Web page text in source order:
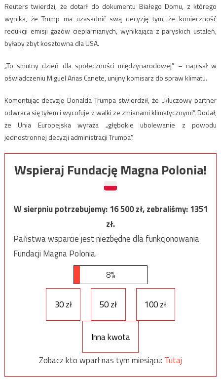
Reuters twierdzi, że dotarł do dokumentu Białego Domu, z którego
wynika, że Trump ma uzasadnić swą decyzję tym, że konieczność
redukcji emisji gazów cieplarnianych, wynikająca z paryskich ustaleń,
byłaby zbyt kosztowna dla USA.
„To smutny dzień dla społeczności międzynarodowej” – napisał w
oświadczeniu Miguel Arias Canete, unijny komisarz do spraw klimatu.
Komentując decyzję Donalda Trumpa stwierdził, że „kluczowy partner
odwraca się tyłem i wycofuje z walki ze zmianami klimatycznymi”. Dodał,
że Unia Europejska wyraża „głębokie ubolewanie z powodu
jednostronnej decyzji administracji Trumpa”.
Wspieraj Fundację Magna Polonia!
W sierpniu potrzebujemy:16 500zł, zebraliśmy:1351
zł.
Państwa wsparcie jest niezbędne dla funkcjonowania
Fundacji Magna Polonia.
8%
30 zł 50 zł 100 zł
Inna kwota
Zobacz kto wparł nas tym miesiącu: Tutaj